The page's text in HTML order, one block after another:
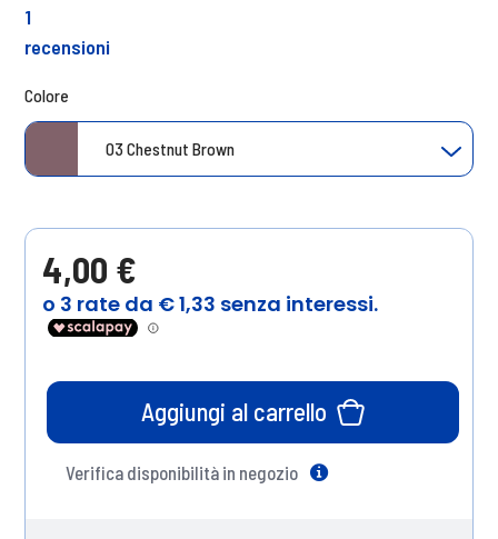
1
recensioni
Colore
03 Chestnut Brown
4,00 €
Aggiungi al carrello
Verifica disponibilità in negozio